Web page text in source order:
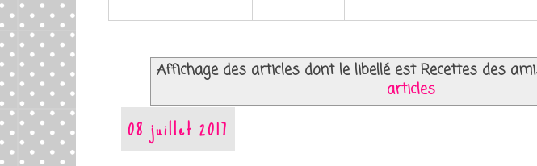
Affichage des articles dont le libellé estRecettes des
articles
08 juillet 2017